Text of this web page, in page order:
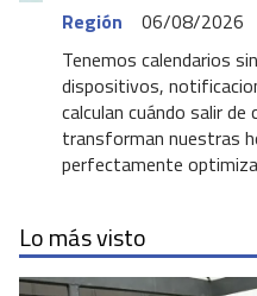
Región
06/08/2026
Tenemos calendarios
dispositivos,
calculan cuándo salir de
transforman nuestras
perfectamente
Lo más visto